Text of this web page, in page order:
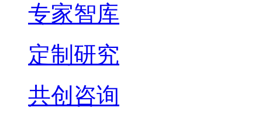
专家智库
定制研究
共创咨询